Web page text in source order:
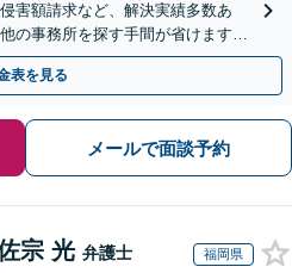
害額請求など、解決実績多数あ
の事務所を探す手間が省けます！
調査も◎
表を見る
メールで面談予約
宗 光 弁護士 福岡県